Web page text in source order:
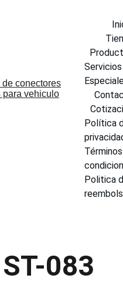
Servicios
Política
Politica
ST-083